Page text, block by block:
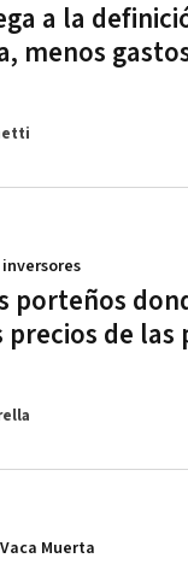
a la
menos
porteños
de las
Muerta